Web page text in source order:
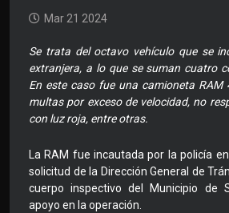
Mar 21 2024
Se trata del octavo vehículo que se
extranjera, a lo que se suman cuatro
En este caso fue una camioneta RAM
multas por exceso de velocidad, no
con luz roja, entre otras.
La RAM fue incautada por la policía
solicitud de la Dirección General de
cuerpo inspectivo del Municipio de
apoyo en la operación.